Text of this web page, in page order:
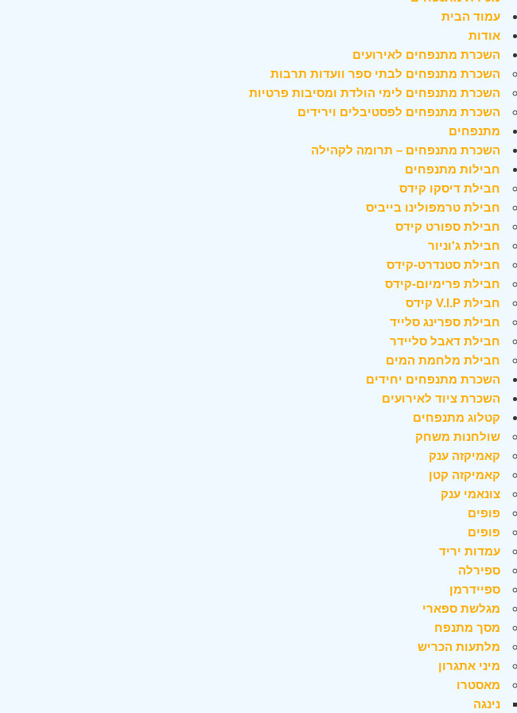
עמוד הבית
אודות
השכרת מתנפחים לאירועים
השכרת מתנפחים לבתי ספר וועדות תרבות
השכרת מתנפחים לימי הולדת ומסיבות פרטיות
השכרת מתנפחים לפסטיבלים וירידים
מתנפחים
השכרת מתנפחים – תרומה לקהילה
חבילות מתנפחים
חבילת דיסקו קידס
חבילת טרמפולינו בייביס
חבילת ספורט קידס
חבילת ג'וניור
חבילת סטנדרט-קידס
חבילת פרימיום-קידס
חבילת V.I.P קידס
חבילת ספרינג סלייד
חבילת דאבל סליידר
חבילת מלחמת המים
השכרת מתנפחים יחידים
השכרת ציוד לאירועים
קטלוג מתנפחים
שולחנות משחק
קאמיקזה ענק
קאמיקזה קטן
צונאמי ענק
פופים
פופים
עמדות יריד
ספירלה
ספיידרמן
מגלשת ספארי
מסך מתנפח
מלתעות הכריש
מיני אתגרון
מאסטרו
נינגה